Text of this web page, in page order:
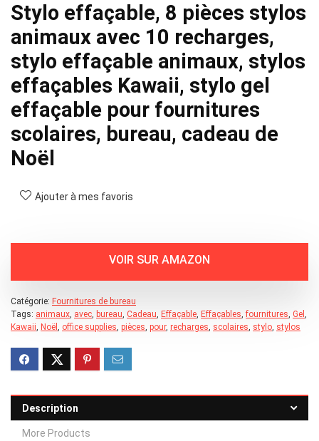
Stylo effaçable, 8 pièces stylos
animaux avec 10 recharges,
stylo effaçable animaux, stylos
effaçables Kawaii, stylo gel
effaçable pour fournitures
scolaires, bureau, cadeau de
Noël
Ajouter à mes favoris
Catégorie: Fournitures de bureau
Tags: animaux, avec, bureau, Cadeau, Effaçable, Effaçables,fournitures, Gel ,
Kawaii, Noël , office supplies, pièces, pour, recharges, scolaires, stylo, stylos
Description
More Products